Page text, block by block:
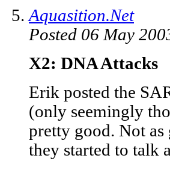
Aquasition.Net
Posted 06 May
X2: DNA Attacks
Erik posted the
(only seemingly
pretty good. Not
they started to talk